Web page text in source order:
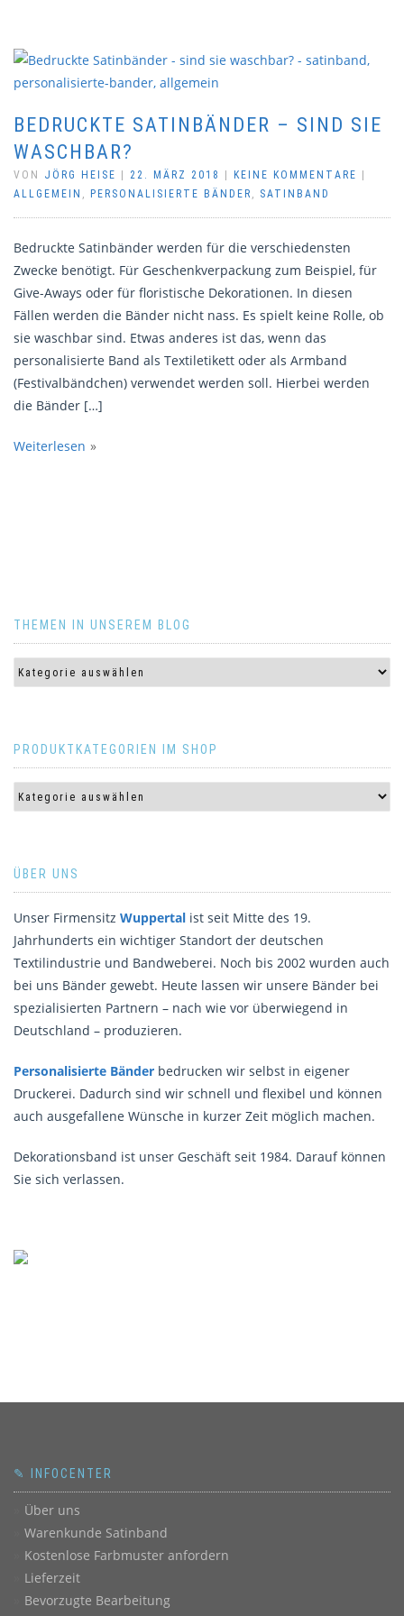
BEDRUCKTE SATINBÄNDER – SIND SIE
WASCHBAR?
VON JÖRG HEISE 22. MÄRZ 2018 KEINE KOMMENTARE
ALLGEMEIN , PERSONALISIERTE BÄNDER , SATINBAND
Bedruckte Satinbänder werden für die verschiedensten
Zwecke benötigt. Für Geschenkverpackung zum Beispiel, für
Give-Aways oder für floristische Dekorationen. In diesen
Fällen werden die Bänder nicht nass. Es spielt keine Rolle, ob
sie waschbar sind. Etwas anderes ist das, wenn das
personalisierte Band als Textiletikett oder als Armband
(Festivalbändchen) verwendet werden soll. Hierbei werden
die Bänder […]
Weiterlesen
THEMEN IN UNSEREM BLOG
PRODUKTKATEGORIEN IM SHOP
ÜBER UNS
Unser Firmensitz Wuppertal ist seit Mitte des 19.
Jahrhunderts ein wichtiger Standort der deutschen
Textilindustrie und Bandweberei. Noch bis 2002 wurden auch
bei uns Bänder gewebt. Heute lassen wir unsere Bänder bei
spezialisierten Partnern – nach wie vor überwiegend in
Deutschland – produzieren.
Personalisierte Bänder bedrucken wir selbst in eigener
Druckerei. Dadurch sind wir schnell und flexibel und können
auch ausgefallene Wünsche in kurzer Zeit möglich machen.
Dekorationsband ist unser Geschäft seit 1984. Darauf können
Sie sich verlassen.
✎ INFOCENTER
Über uns
Warenkunde Satinband
Kostenlose Farbmuster anfordern
Lieferzeit
Bevorzugte Bearbeitung